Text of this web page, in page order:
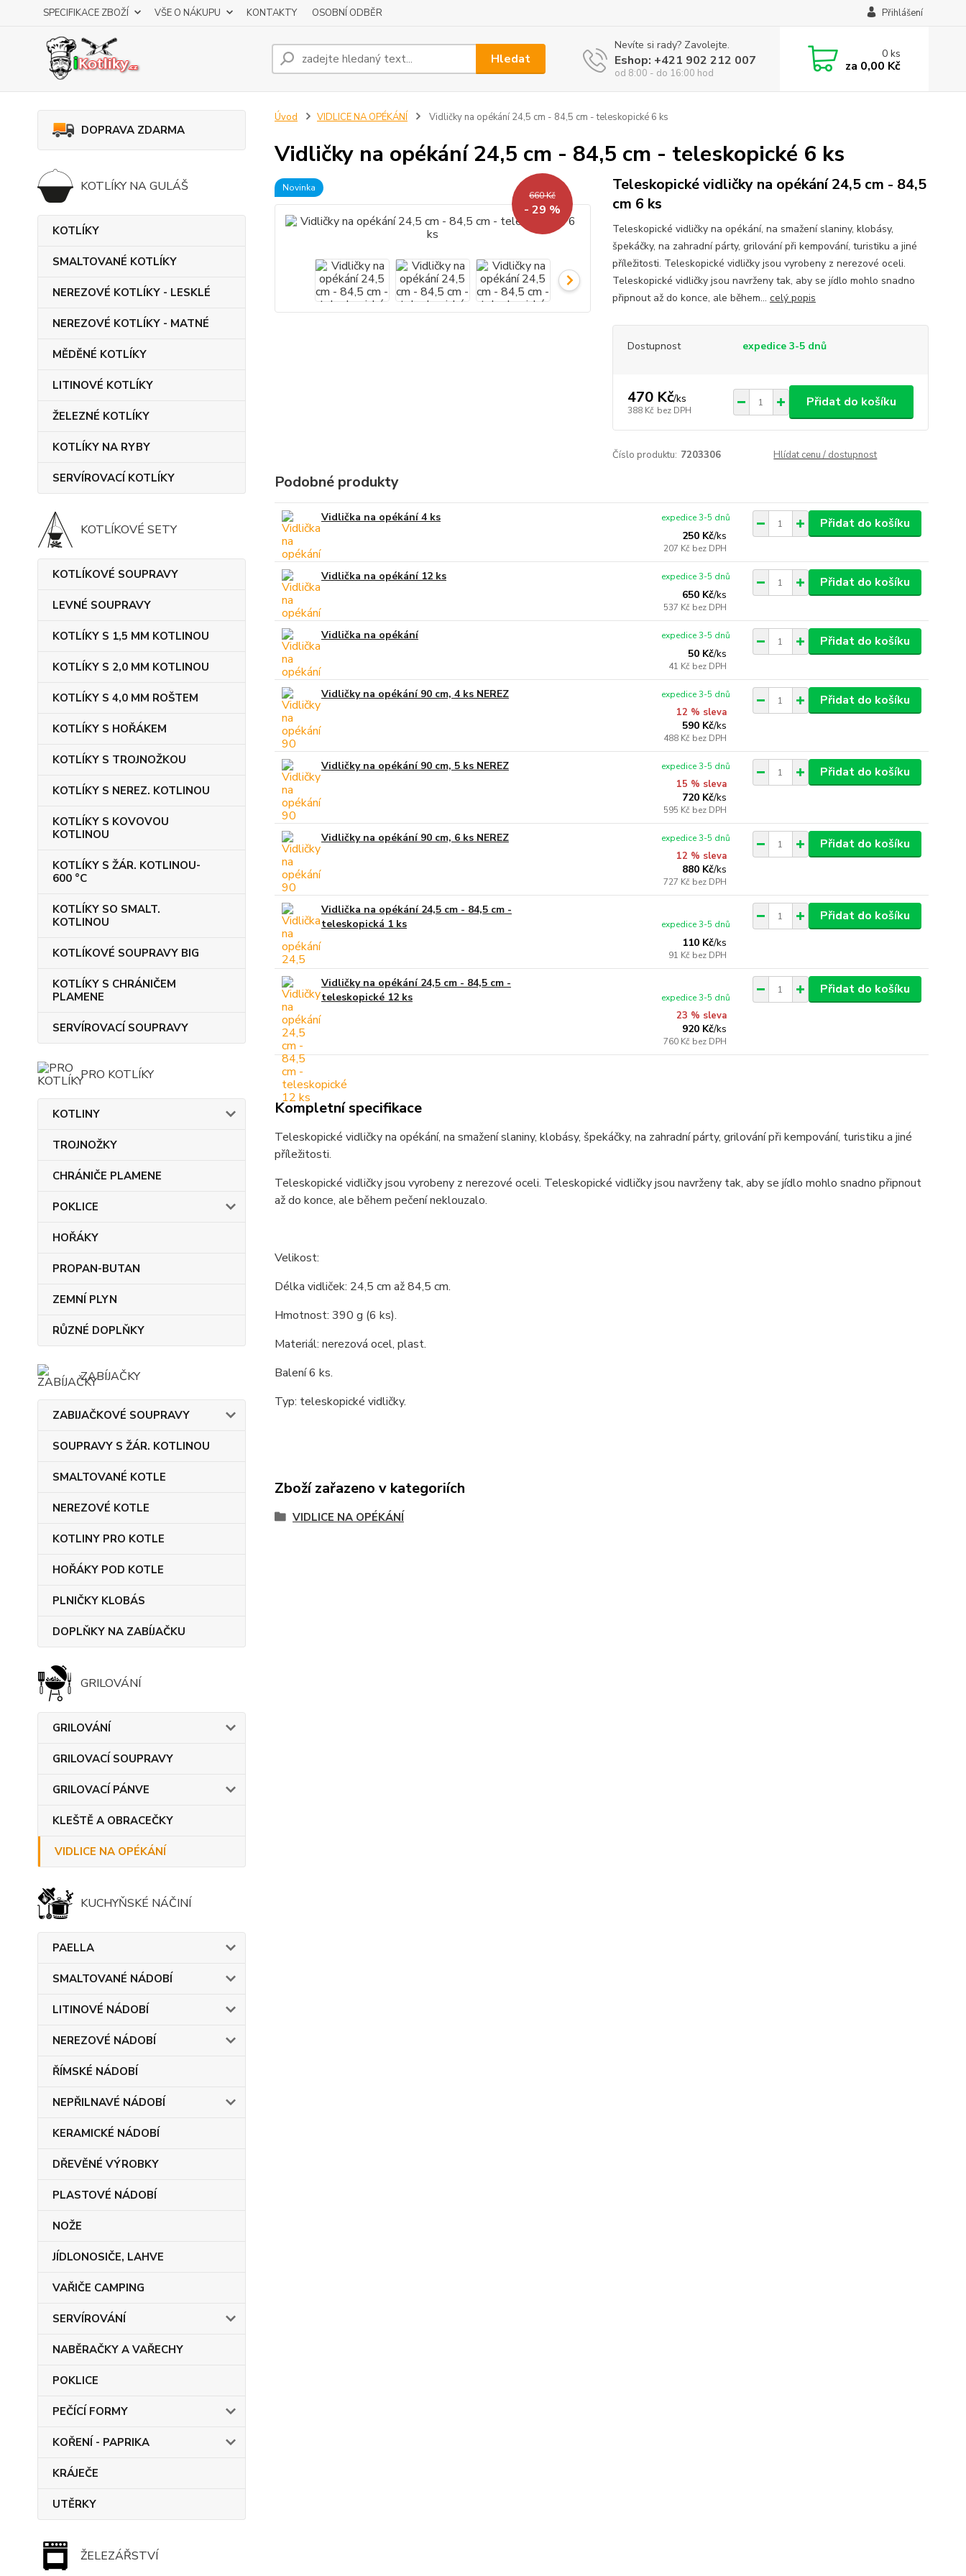
SPECIFIKACE ZBOŽÍ VŠE O NÁKUPU KONTAKTY OSOBNÍ ODBĚR Přihlášení
Hledat
Nevíte si rady? Zavolejte.
Eshop: +421 902 212 007
od 8:00 - do 16:00 hod
0ks
za 0,00 Kč
DOPRAVA ZDARMA
KOTLÍKY NA GULÁŠ
KOTLÍKY
SMALTOVANÉ KOTLÍKY
NEREZOVÉ KOTLÍKY - LESKLÉ
NEREZOVÉ KOTLÍKY - MATNÉ
MĚDĚNÉ KOTLÍKY
LITINOVÉ KOTLÍKY
ŽELEZNÉ KOTLÍKY
KOTLÍKY NA RYBY
SERVÍROVACÍ KOTLÍKY
KOTLÍKOVÉ SETY
KOTLÍKOVÉ SOUPRAVY
LEVNÉ SOUPRAVY
KOTLÍKY S 1,5 MM KOTLINOU
KOTLÍKY S 2,0 MM KOTLINOU
KOTLÍKY S 4,0 MM ROŠTEM
KOTLÍKY S HOŘÁKEM
KOTLÍKY S TROJNOŽKOU
KOTLÍKY S NEREZ. KOTLINOU
KOTLÍKY S KOVOVOU
KOTLINOU
KOTLÍKY S ŽÁR. KOTLINOU-
600 °C
KOTLÍKY SO SMALT.
KOTLINOU
KOTLÍKOVÉ SOUPRAVY BIG
KOTLÍKY S CHRÁNIČEM
PLAMENE
SERVÍROVACÍ SOUPRAVY
PRO KOTLÍKY
KOTLINY
TROJNOŽKY
CHRÁNIČE PLAMENE
POKLICE
HOŘÁKY
PROPAN-BUTAN
ZEMNÍ PLYN
RŮZNÉ DOPLŇKY
ZABÍJAČKY
ZABIJAČKOVÉ SOUPRAVY
SOUPRAVY S ŽÁR. KOTLINOU
SMALTOVANÉ KOTLE
NEREZOVÉ KOTLE
KOTLINY PRO KOTLE
HOŘÁKY POD KOTLE
PLNIČKY KLOBÁS
DOPLŇKY NA ZABÍJAČKU
GRILOVÁNÍ
GRILOVÁNÍ
GRILOVACÍ SOUPRAVY
GRILOVACÍ PÁNVE
KLEŠTĚ A OBRACEČKY
VIDLICE NA OPÉKÁNÍ
KUCHYŇSKÉ NÁČINÍ
PAELLA
SMALTOVANÉ NÁDOBÍ
LITINOVÉ NÁDOBÍ
NEREZOVÉ NÁDOBÍ
ŘÍMSKÉ NÁDOBÍ
NEPŘILNAVÉ NÁDOBÍ
KERAMICKÉ NÁDOBÍ
DŘEVĚNÉ VÝROBKY
PLASTOVÉ NÁDOBÍ
NOŽE
JÍDLONOSIČE, LAHVE
VAŘIČE CAMPING
SERVÍROVÁNÍ
NABĚRAČKY A VAŘECHY
POKLICE
PEČÍCÍ FORMY
KOŘENÍ - PAPRIKA
KRÁJEČE
UTĚRKY
ŽELEZÁŘSTVÍ
Úvod VIDLICE NA OPÉKÁNÍ Vidličky na opékání 24,5 cm - 84,5 cm - teleskopické 6 ks
Vidličky na opékání 24,5 cm - 84,5 cm - teleskopické 6 ks
Novinka
660 Kč
- 29 %
Teleskopické vidličky na opékání 24,5 cm - 84,5
cm 6 ks
Teleskopické vidličky na opékání, na smažení slaniny, klobásy,
špekáčky, na zahradní párty, grilování při kempování, turistiku a jiné
příležitosti. Teleskopické vidličky jsou vyrobeny z nerezové oceli.
Teleskopické vidličky jsou navrženy tak, aby se jídlo mohlo snadno
připnout až do konce, ale během... celý popis
Dostupnost expedice 3-5 dnů
470 Kč/ks
388 Kč bez DPH
Přidat do košíku
Číslo produktu: 7203306 Hlídat cenu / dostupnost
Podobné produkty
Vidlička na opékání 4 ks
250 Kč/ks
207 Kč bez DPH
expedice 3-5 dnů Přidat do košíku
Vidlička na opékání 12 ks
650 Kč/ks
537 Kč bez DPH
expedice 3-5 dnů Přidat do košíku
Vidlička na opékání
50 Kč/ks
41 Kč bez DPH
expedice 3-5 dnů Přidat do košíku
Vidličky na opékání 90 cm, 4 ks NEREZ
12 % sleva
590 Kč/ks
488 Kč bez DPH
expedice 3-5 dnů Přidat do košíku
Vidličky na opékání 90 cm, 5 ks NEREZ
15 % sleva
720 Kč/ks
595 Kč bez DPH
expedice 3-5 dnů Přidat do košíku
Vidličky na opékání 90 cm, 6 ks NEREZ
12 % sleva
880 Kč/ks
727 Kč bez DPH
expedice 3-5 dnů Přidat do košíku
Vidlička na opékání 24,5 cm - 84,5 cm -
teleskopická 1 ks
110 Kč/ks
91 Kč bez DPH
expedice 3-5 dnů
Přidat do košíku
Vidličky na opékání 24,5 cm - 84,5 cm -
teleskopické 12 ks
23 % sleva
920 Kč/ks
760 Kč bez DPH
expedice 3-5 dnů
Přidat do košíku
Kompletní specifikace
Teleskopické vidličky na opékání, na smažení slaniny, klobásy, špekáčky, na zahradní párty, grilování při kempování, turistiku a jiné
příležitosti.
Teleskopické vidličky jsou vyrobeny z nerezové oceli. Teleskopické vidličky jsou navrženy tak, aby se jídlo mohlo snadno připnout
až do konce, ale během pečení neklouzalo.
Velikost:
Délka vidliček: 24,5 cm až 84,5 cm.
Hmotnost: 390 g (6 ks).
Materiál: nerezová ocel, plast.
Balení 6 ks.
Typ: teleskopické vidličky.
Zboží zařazeno v kategoriích
VIDLICE NA OPÉKÁNÍ